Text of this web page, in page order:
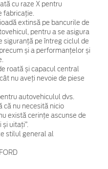
cu raze X pentru
fabricație.
extinsă pe bancurile de
pentru a se asigura
siguranță pe întreg ciclul de
și a performanțelor și
roată și capacul central
nu aveți nevoie de piese
autovehiculul dvs.
că nu necesită nicio
există cerințe ascunse de
uitați”.
stilul general al